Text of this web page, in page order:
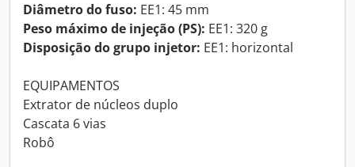
Diâmetro do fuso: EE1: 45 mm
Peso máximo de injeção (PS): EE1: 320 g
Disposição do grupo injetor: EE1: horizontal
EQUIPAMENTOS
Extrator de núcleos duplo
Cascata 6 vias
Robô